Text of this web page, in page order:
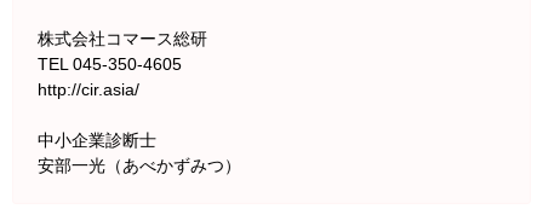
株式会社コマース総研
TEL 045-350-4605
http://cir.asia/
中小企業診断士
安部一光（あべかずみつ）